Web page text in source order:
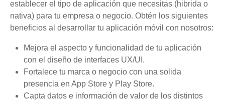
establecer el tipo de aplicación que necesitas (hibrida o
nativa) para tu empresa o negocio. Obtén los siguientes
beneficios al desarrollar tu aplicación móvil con nosotros:
Mejora el aspecto y funcionalidad de tu aplicación
con el diseño de interfaces UX/UI.
Fortalece tu marca o negocio con una solida
presencia en App Store y Play Store.
Capta datos e información de valor de los distintos